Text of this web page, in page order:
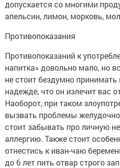
допускается со многими
апельсин, лимон, морковь,
Противопоказания
Противопоказаний к
напитка» довольно мало, но
не стоит бездумно
надежде, что он излечит вас
Наоборот, при таком
вызвать проблемы
стоит забывать про личную
аллергию. Также стоит
отнестись к иван-чаю
до 6 лет пить отвар строго